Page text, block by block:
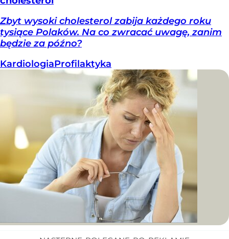
Zbyt wysoki cholesterol zabija każdego roku
tysiące Polaków. Na co zwracać uwagę, zanim
będzie za późno?
KardiologiaProfilaktyka